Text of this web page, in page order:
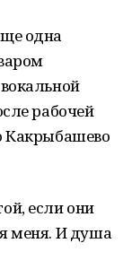
одна
рабочей
Какрыбашево
если они
меня. И душа